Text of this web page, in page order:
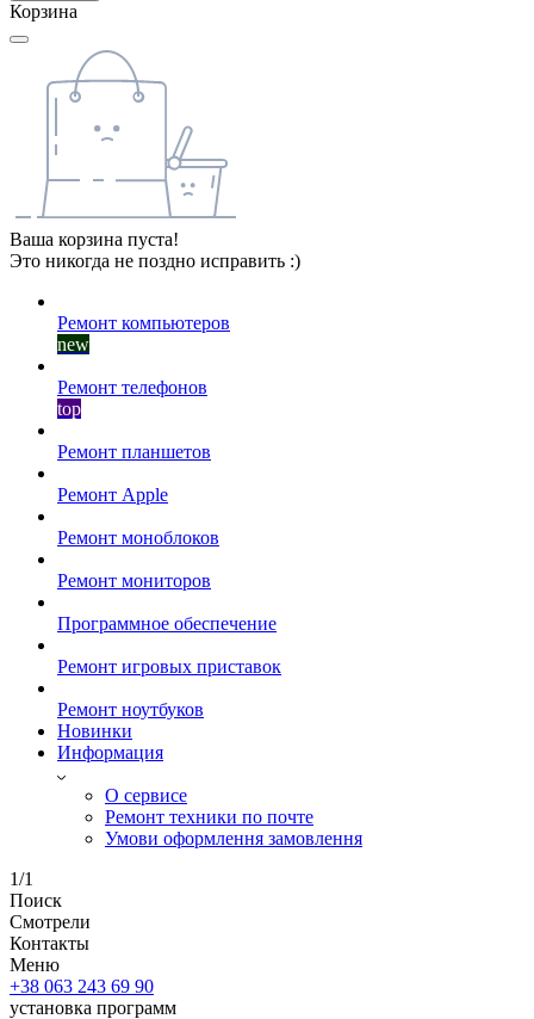
Корзина
Ваша корзина пуста!
Это никогда не поздно исправить :)
Ремонт компьютеров
new
Ремонт телефонов
top
Ремонт планшетов
Ремонт Apple
Ремонт моноблоков
Ремонт мониторов
Программное обеспечение
Ремонт игровых приставок
Ремонт ноутбуков
Новинки
Информация
О сервисе
Ремонт техники по почте
Умови оформлення замовлення
1/1
Поиск
Смотрели
Контакты
Меню
+38 063 243 69 90
установка программ